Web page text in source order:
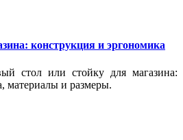
конструкция и эргономика
стол или стойку для магазина:
материалы и размеры.